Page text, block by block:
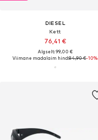
DIESEL
Kett
76,41 €
Algselt: 99,00 €
Viimane madalaim hind:84,90 €-10%